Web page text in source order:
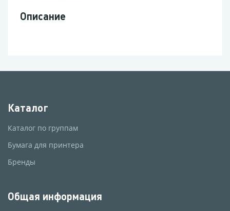
Описание
Каталог
Каталог по группам
Бумага для принтера
Бренды
Общая информация